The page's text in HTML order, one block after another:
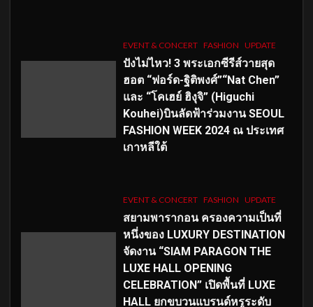
EVENT & CONCERT FASHION UPDATE
ปังไม่ไหว! 3 พระเอกซีรีส์วายสุด
ฮอต “ฟอร์ด-ฐิติพงศ์”“Nat Chen”
และ “โคเฮย์ ฮิงุจิ” (Higuchi
Kouhei)บินลัดฟ้าร่วมงาน SEOUL
FASHION WEEK 2024 ณ ประเทศ
เกาหลีใต้
EVENT & CONCERT FASHION UPDATE
สยามพารากอน ครองความเป็นที่
หนึ่งของ LUXURY DESTINATION
จัดงาน “SIAM PARAGON THE
LUXE HALL OPENING
CELEBRATION” เปิดพื้นที่ LUXE
HALL ยกขบวนแบรนด์หรูระดับ